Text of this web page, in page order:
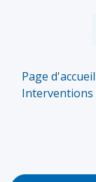
Page d'accueil
Interventions